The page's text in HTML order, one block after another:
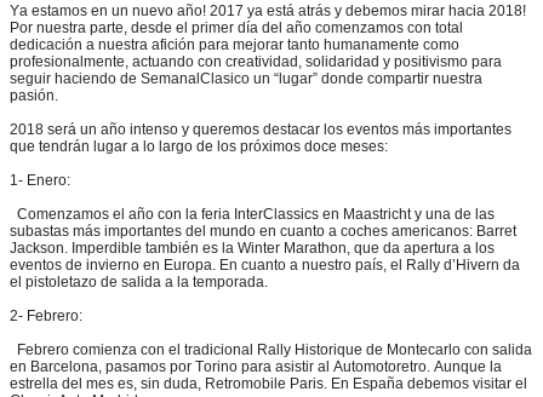
Ya estamos en un nuevo año! 2017 ya está atrás y debemos mirar hacia 2018!
Por nuestra parte, desde el primer día del año comenzamos con total
dedicación a nuestra afición para mejorar tanto humanamente como
profesionalmente, actuando con creatividad, solidaridad y positivismo para
seguir haciendo de SemanalClasico un “lugar” donde compartir nuestra
pasión.
2018 será un año intenso y queremos destacar los eventos más importantes
que tendrán lugar a lo largo de los próximos doce meses:
1- Enero:
Comenzamos el año con la feria InterClassics en Maastricht y una de las
subastas más importantes del mundo en cuanto a coches americanos: Barret
Jackson. Imperdible también es la Winter Marathon, que da apertura a los
eventos de invierno en Europa. En cuanto a nuestro país, el Rally d’Hivern da
el pistoletazo de salida a la temporada.
2- Febrero:
Febrero comienza con el tradicional Rally Historique de Montecarlo con salida
en Barcelona, pasamos por Torino para asistir al Automotoretro. Aunque la
estrella del mes es, sin duda, Retromobile Paris. En España debemos visitar el